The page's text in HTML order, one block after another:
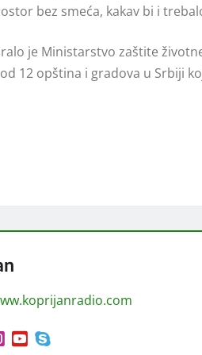
bez smeća, kakav bi i
je Ministarstvo zaštite
12 opština i gradova u Srbiji